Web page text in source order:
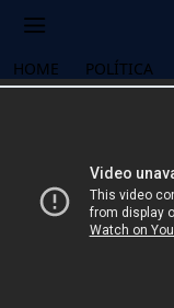
HOME POLÍTICA